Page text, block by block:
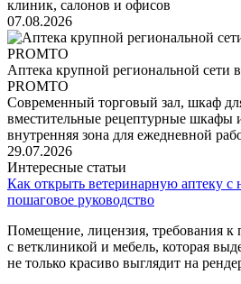
клиник, салонов и офисов
07.08.2026
Аптека крупной региональной сети
PROMTO
Современный торговый зал, шкаф
вместительные рецептурные шкафы
внутренняя зона для ежедневной
29.07.2026
Интересные статьи
Как открыть ветеринарную аптеку с
пошаговое руководство
Помещение, лицензия, требования к
с ветклиникой и мебель, которая
не только красиво выглядит на